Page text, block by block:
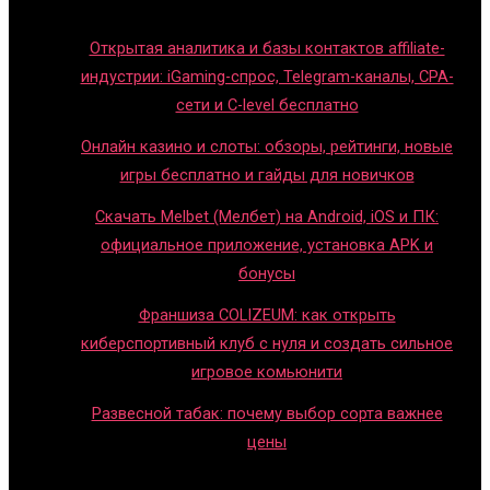
Открытая аналитика и базы контактов affiliate-
индустрии: iGaming-спрос, Telegram-каналы, CPA-
сети и C-level бесплатно
Онлайн казино и слоты: обзоры, рейтинги, новые
игры бесплатно и гайды для новичков
Скачать Melbet (Мелбет) на Android, iOS и ПК:
официальное приложение, установка APK и
бонусы
Франшиза COLIZEUM: как открыть
киберспортивный клуб с нуля и создать сильное
игровое комьюнити
Развесной табак: почему выбор сорта важнее
цены